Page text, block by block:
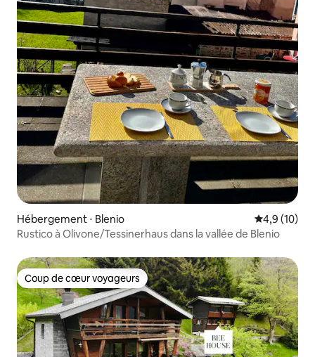
Hébergement ⋅ Blenio Évaluation
4,9 (10)
Rustico à Olivone/Tessinerhaus dans la vallée de Blenio
Coup de cœur voyageurs
Coup de cœur voyageurs